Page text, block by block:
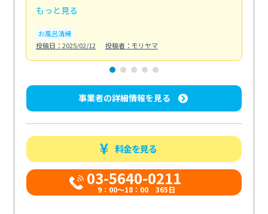
もっと見る
お風呂清掃
投稿日：2025/02/12
投稿者：モリヤマ
事業者の詳細情報を見る
料金を見る
03-5640-0211
9：00～18：00 365日